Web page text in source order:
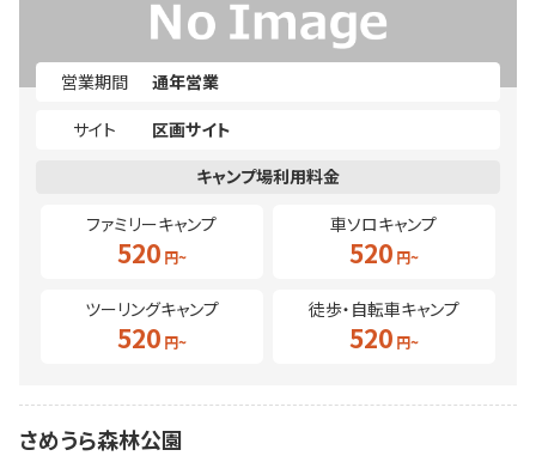
営業期間
通年営業
サイト
区画サイト
ファミリーキャンプ
520
車ソロキャンプ
520
ツーリングキャンプ
520
徒歩・自転車キャンプ
520
さめうら森林公園